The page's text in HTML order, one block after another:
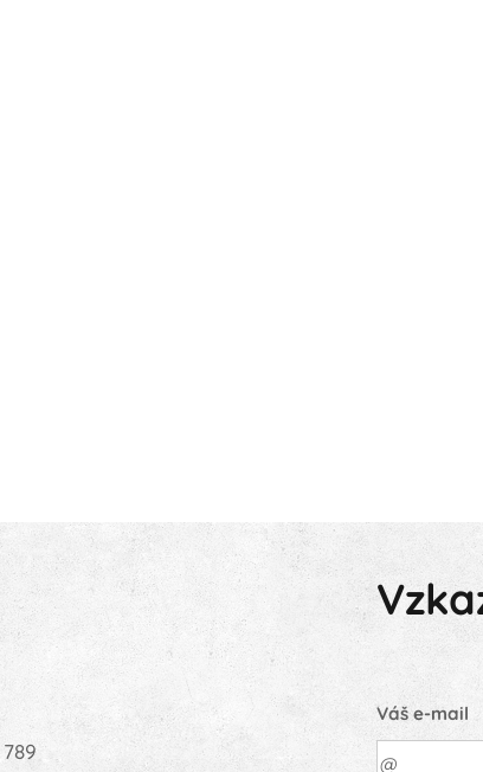
Váš e-mail